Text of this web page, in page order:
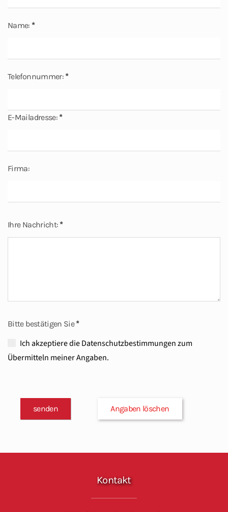
Name: *
Telefonnummer: *
E-Mailadresse: *
Firma:
Ihre Nachricht: *
Bitte bestätigen Sie*
Ich akzeptiere dieDatenschutzbestimmungenzum
Übermitteln meiner Angaben.
senden Angaben löschen
Kontakt